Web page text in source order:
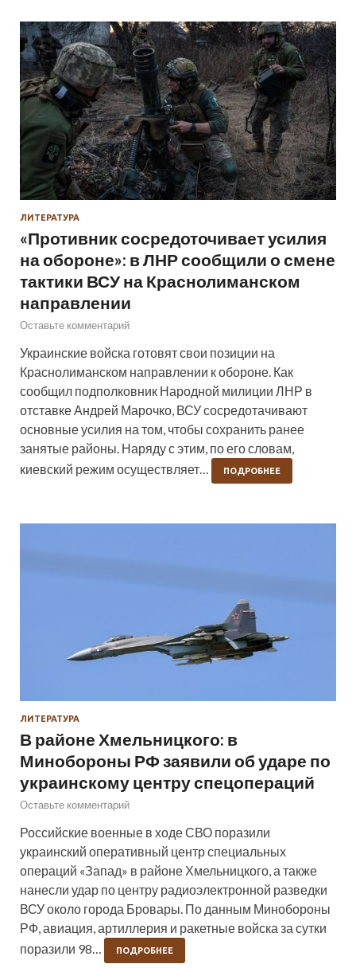
ЛИТЕРАТУРА
«Противник сосредоточивает усилия
на обороне»: в ЛНР сообщили о смене
тактики ВСУ на Краснолиманском
направлении
Оставьте комментарий
Украинские войска готовят свои позиции на
Краснолиманском направлении к обороне. Как
сообщил подполковник Народной милиции ЛНР в
отставке Андрей Марочко, ВСУ сосредотачивают
основные усилия на том, чтобы сохранить ранее
занятые районы. Наряду с этим, по его словам,
киевский режим осуществляет…
ПОДРОБНЕЕ
ЛИТЕРАТУРА
В районе Хмельницкого: в
Минобороны РФ заявили об ударе по
украинскому центру спецопераций
Оставьте комментарий
Российские военные в ходе СВО поразили
украинский оперативный центр специальных
операций «Запад» в районе Хмельницкого, а также
нанесли удар по центру радиоэлектронной разведки
ВСУ около города Бровары. По данным Минобороны
РФ, авиация, артиллерия и ракетные войска за сутки
поразили 98…
ПОДРОБНЕЕ